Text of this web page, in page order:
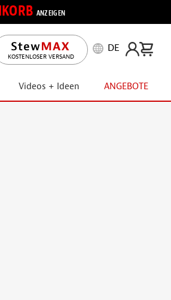
ANZEIGEN
KOSTENLOSER VERSAND
DE
Videos + Ideen ANGEBOTE